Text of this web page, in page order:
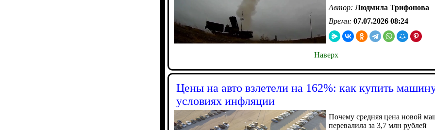
Автор: Людмила Трифонова
Время: 07.07.2026 08:24
Наверх
Цены на авто взлетели на 162%: как купить
условиях инфляции
Почему средняя цена новой
перевалила за 3,7 млн рублей